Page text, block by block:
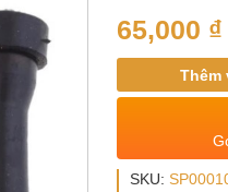
65,000 ₫
Thêm
SKU: